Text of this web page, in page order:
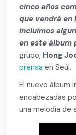
cinco años
que vendrá en
incluimos
en este álbum
grupo, Hong
prensa en Seúl.
El nuevo álbum
encabezadas
una melodía de